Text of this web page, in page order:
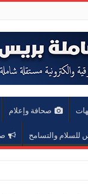
صحافة وإعلام
والتسامح